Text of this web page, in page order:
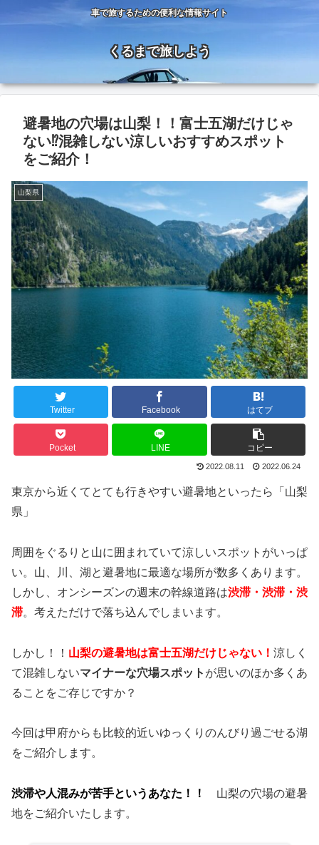
車で旅するための便利な情報サイト
くるまで旅しよう
避暑地の穴場は山梨！！富士五湖だけじゃ
ない⁉混雑しない涼しいおすすめスポット
をご紹介！
山梨県
Twitter Facebook はてブ
Pocket LINE コピー
2022.08.11 2022.06.24
東京から近くてとても行きやすい避暑地といったら「山梨
県」
周囲をぐるりと山に囲まれていて涼しいスポットがいっぱ
い。山、川、湖と避暑地に最適な場所が数多くあります。
しかし、オンシーズンの週末の幹線道路は渋滞・渋滞・渋
滞。考えただけで落ち込んでしまいます。
しかし！！ 山梨の避暑地は富士五湖だけじゃない！ 涼しく
て混雑しないマイナーな穴場スポット が思いのほか多くあ
ることをご存じですか？
今回は甲府からも比較的近いゆっくりのんびり過ごせる湖
をご紹介します。
渋滞や人混みが苦手というあなた！！
山梨の穴場の避暑
地をご紹介いたします。